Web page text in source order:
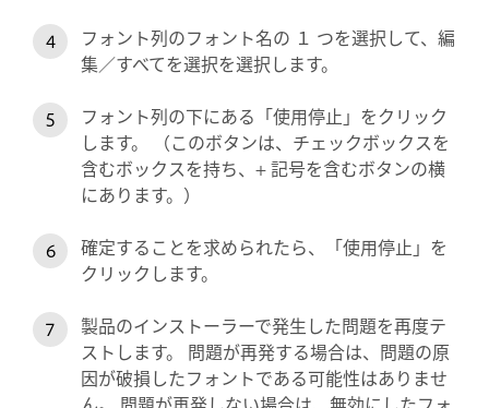
フォント列のフォント名の １ つを選択して、編
集／すべてを選択を選択します。
フォント列の下にある「使用停止」をクリック
します。 （このボタンは、チェックボックスを
含むボックスを持ち、+ 記号を含むボタンの横
にあります。）
確定することを求められたら、「使用停止」を
クリックします。
製品のインストーラーで発生した問題を再度テ
ストします。 問題が再発する場合は、問題の原
因が破損したフォントである可能性はありませ